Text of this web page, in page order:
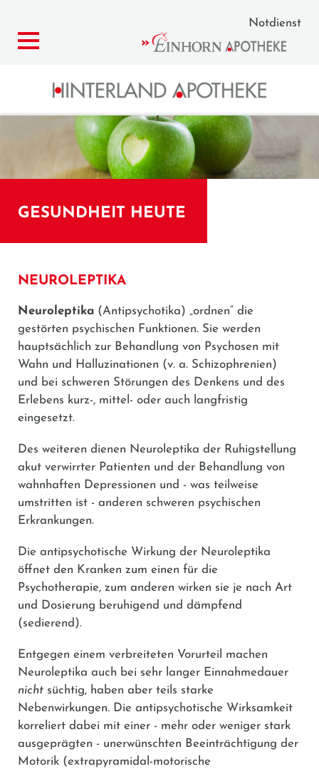
Notdienst
GESUNDHEIT HEUTE
NEUROLEPTIKA
Neuroleptika (Antipsychotika) „ordnen“ die
gestörten psychischen Funktionen. Sie werden
hauptsächlich zur Behandlung von Psychosen mit
Wahn und Halluzinationen (v. a. Schizophrenien)
und bei schweren Störungen des Denkens und des
Erlebens kurz-, mittel- oder auch langfristig
eingesetzt.
Des weiteren dienen Neuroleptika der Ruhigstellung
akut verwirrter Patienten und der Behandlung von
wahnhaften Depressionen und - was teilweise
umstritten ist - anderen schweren psychischen
Erkrankungen.
Die antipsychotische Wirkung der Neuroleptika
öffnet den Kranken zum einen für die
Psychotherapie, zum anderen wirken sie je nach Art
und Dosierung beruhigend und dämpfend
(sedierend).
Entgegen einem verbreiteten Vorurteil machen
Neuroleptika auch bei sehr langer Einnahmedauer
nicht süchtig, haben aber teils starke
Nebenwirkungen. Die antipsychotische Wirksamkeit
korreliert dabei mit einer - mehr oder weniger stark
ausgeprägten - unerwünschten Beeinträchtigung der
Motorik (extrapyramidal-motorische